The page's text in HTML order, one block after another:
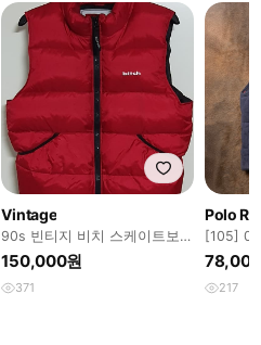
Vintage
90s 빈티지 비치 스케이트보
드 푸퍼 베스트
150,000원
371
Polo
[105]
폴리 퀼
217